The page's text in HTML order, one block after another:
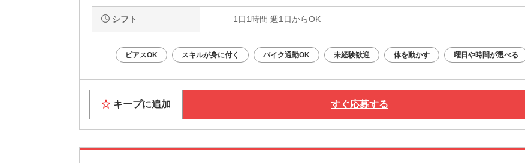
シフト 1日1時間 週1日からOK
ピアスOK スキルが身に付く バイク通勤OK 未経験歓迎 体を動かす 曜日や時間が選べる
キープに追加 すぐ応募する